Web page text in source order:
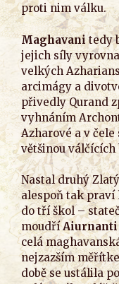
proti nim válku.
Maghavanitedy
jejich síly
velkých
arcimágy a
přivedly Qurand
vyhnáním
Azharové a v
většinou válčících
Nastal druhý
alespoň tak praví
do tří škol –
moudříAiurnanti
celá
nejzazším
době se ustálila